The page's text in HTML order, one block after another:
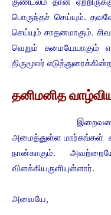
பொருந்தச் செய்யும்.
செய்யும் சாதனமாகும்.
வெறும்
திருமூலர்
தனிமனித
இறைவனை
அமைத்துள்ள மார்கங்கள்
நான்காகும்.
விளக்கியருளியுள்ளார்.
அவையே,